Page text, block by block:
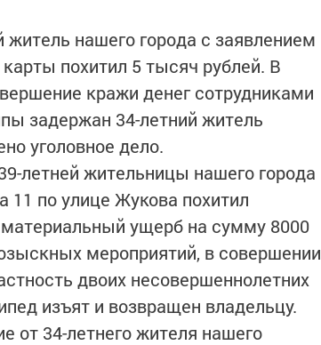
житель нашего города с заявлением
похитил 5 тысяч рублей. В
кражи денег сотрудниками
задержан 34-летний житель
уголовное дело.
летней жительницы нашего города
11 по улице Жукова похитил
ущерб на сумму 8000
мероприятий, в совершении
двоих несовершеннолетних
изъят и возвращен владельцу.
от 34-летнего жителя нашего